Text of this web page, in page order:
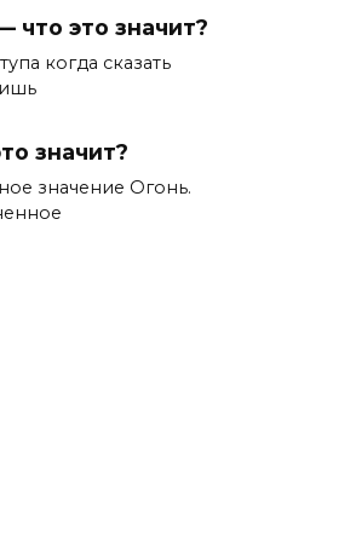
что это значит?
когда сказать
значит?
значение Огонь.